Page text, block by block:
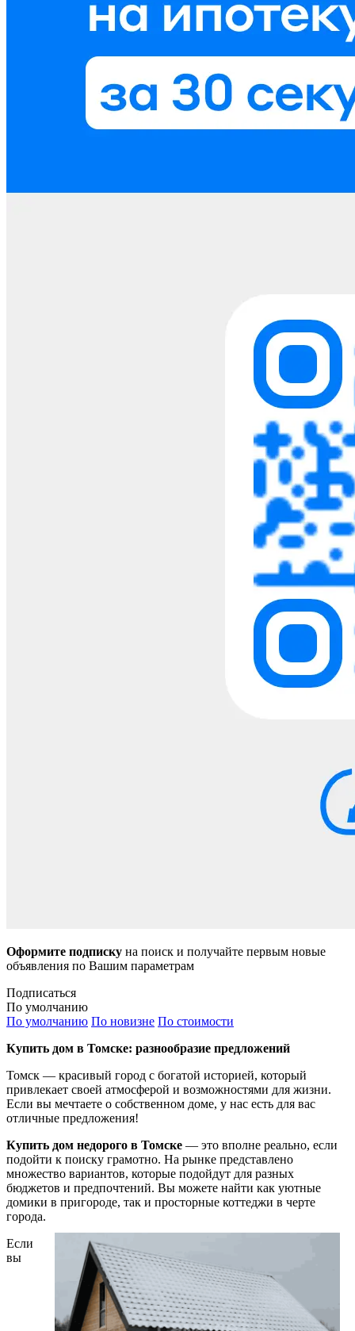
Оформите подписку на поиск и получайте первым новые
объявления по Вашим параметрам
Подписаться
По умолчанию
По умолчанию По новизне По стоимости
Купить дом в Томске: разнообразие предложений
Томск — красивый город с богатой историей, который
привлекает своей атмосферой и возможностями для жизни.
Если вы мечтаете о собственном доме, у нас есть для вас
отличные предложения!
Купить дом недорого в Томске — это вполне реально, если
подойти к поиску грамотно. На рынке представлено
множество вариантов, которые подойдут для разных
бюджетов и предпочтений. Вы можете найти как уютные
домики в пригороде, так и просторные коттеджи в черте
города.
Если
вы